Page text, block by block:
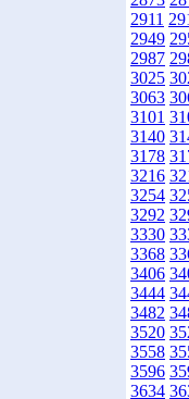
2911
2949
2987
3025
3063
3101
3140
3178
3216
3254
3292
3330
3368
3406
3444
3482
3520
3558
3596
3634